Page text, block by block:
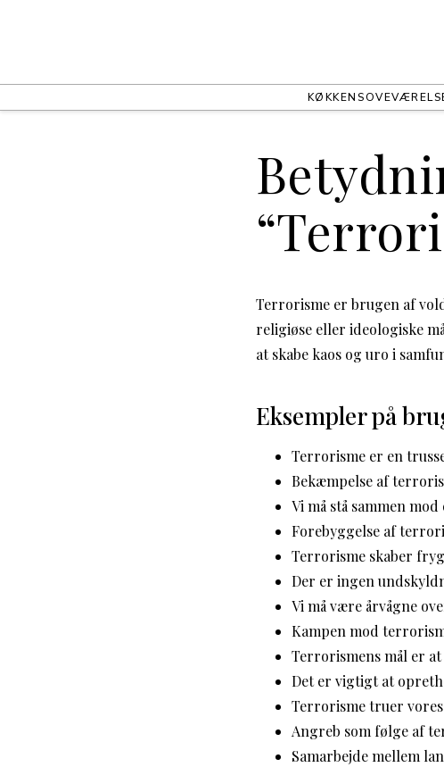
KØKKEN
Terrorisme er brugen af
religiøse eller ideologiske
at skabe kaos og uro i
Eksempler på
Terrorisme er en
Bekæmpelse af
Vi må stå sammen
Forebyggelse af
Terrorisme skaber
Der er ingen
Vi må være årvågne
Kampen mod
Terrorismens mål er
Det er vigtigt at
Terrorisme truer
Angreb som følge af
Samarbejde mellem